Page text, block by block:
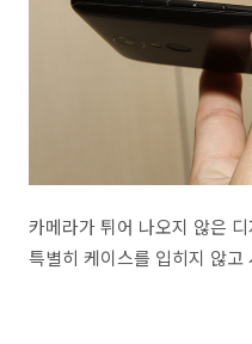
카메라가 튀어 나오지 않은
특별히 케이스를 입히지 않